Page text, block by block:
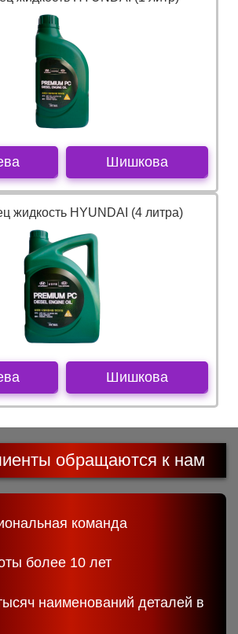
Шишкова
жидкость HYUNDAI (4 литра)
Шишкова
обращаются к нам
команда
более 10 лет
наименований деталей в